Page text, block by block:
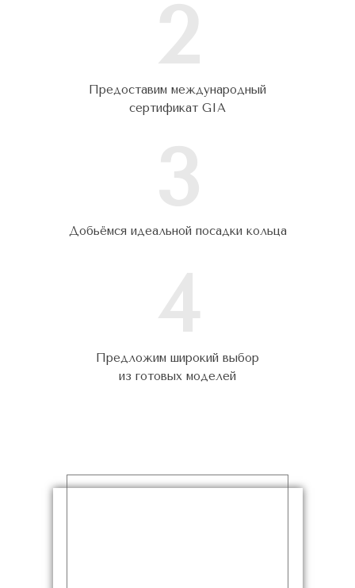
Предоставим международный
сертификат GIA
Добьёмся идеальной посадки кольца
Предложим широкий выбор
из готовых моделей